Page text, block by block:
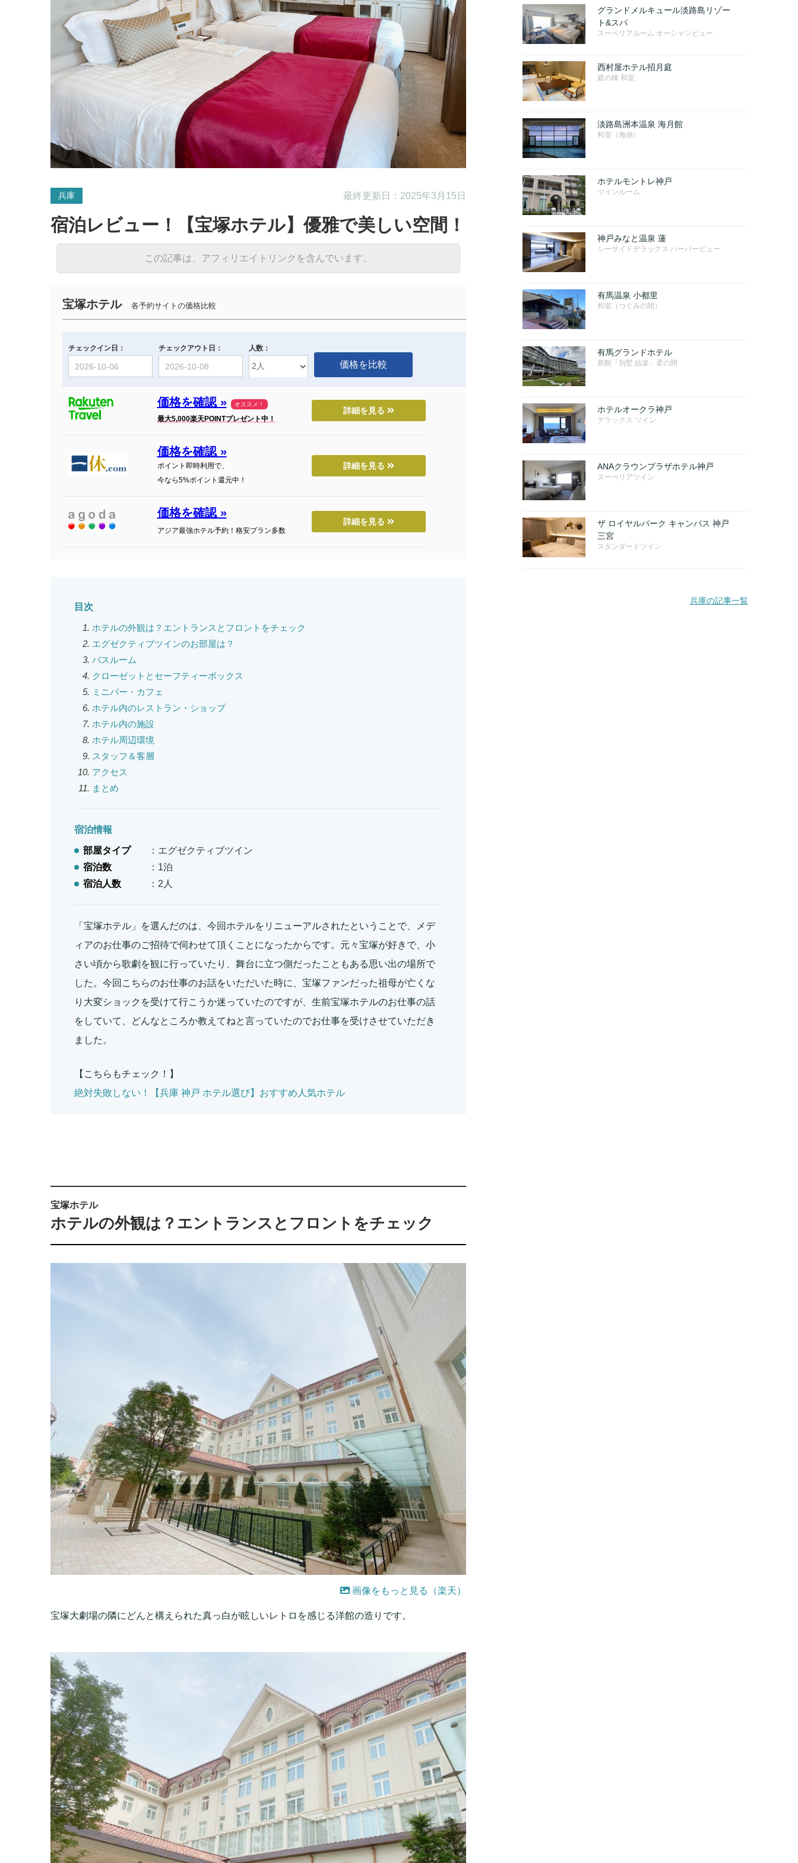
兵庫 最終更新日：2025年3月15日
宿泊レビュー！【宝塚ホテル】優雅で美しい空間！
この記事は、アフィリエイトリンクを含んでいます。
宝塚ホテル各予約サイトの価格比較
チェックイン日： チェックアウト日： 人数：
価格を確認 » オススメ！
最大5,000楽天POINTプレゼント中！
詳細を見る
価格を確認 »
ポイント即時利用で、
今なら5%ポイント還元中！
詳細を見る
価格を確認 »
アジア最強ホテル予約！格安プラン多数
詳細を見る
目次
ホテルの外観は？エントランスとフロントをチェック
エグゼクティブツインのお部屋は？
バスルーム
クローゼットとセーフティーボックス
ミニバー・カフェ
ホテル内のレストラン・ショップ
ホテル内の施設
ホテル周辺環境
スタッフ＆客層
アクセス
まとめ
宿泊情報
部屋タイプ
：エグゼクティブツイン
宿泊数
：1泊
宿泊人数
：2人
「宝塚ホテル」を選んだのは、今回ホテルをリニューアルされたということで、メデ
ィアのお仕事のご招待で伺わせて頂くことになったからです。元々宝塚が好きで、小
さい頃から歌劇を観に行っていたり、舞台に立つ側だったこともある思い出の場所で
した。今回こちらのお仕事のお話をいただいた時に、宝塚ファンだった祖母が亡くな
り大変ショックを受けて行こうか迷っていたのですが、生前宝塚ホテルのお仕事の話
をしていて、どんなところか教えてねと言っていたのでお仕事を受けさせていただき
ました。
【こちらもチェック！】
絶対失敗しない！【兵庫 神戸 ホテル選び】おすすめ人気ホテル
宝塚ホテル
ホテルの外観は？エントランスとフロントをチェック
画像をもっと見る（楽天）
宝塚大劇場の隣にどんと構えられた真っ白が眩しいレトロを感じる洋館の造りです。
グランドメルキュール淡路島リゾー
ト&スパ
スーペリアルーム オーシャンビュー
西村屋ホテル招月庭
庭の棟 和室
淡路島洲本温泉 海月館
和室（海側）
ホテルモントレ神戸
ツインルーム
神戸みなと温泉 蓮
シーサイドデラックス ハーバービュー
有馬温泉 小都里
和室（つぐみの間）
有馬グランドホテル
新館「別墅 結楽」柔の間
ホテルオークラ神戸
デラックス ツイン
ANAクラウンプラザホテル神戸
スーぺリアツイン
ザ ロイヤルパーク キャンバス 神戸
三宮
スタンダードツイン
兵庫の記事一覧